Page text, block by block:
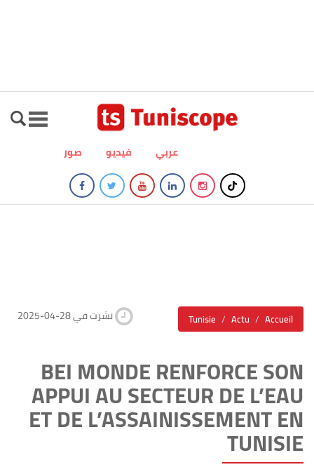
صور فيديو عربي
Tunisie Actu Accueil 2025-04-28 نشرت في
BEI MONDE RENFORCE SON
APPUI AU SECTEUR DE L’EAU
ET DE L’ASSAINISSEMENT EN
TUNISIE